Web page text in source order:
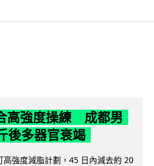
高強度操練 成都男
後多器官衰竭
強度減脂計劃，45 日內減去約 20